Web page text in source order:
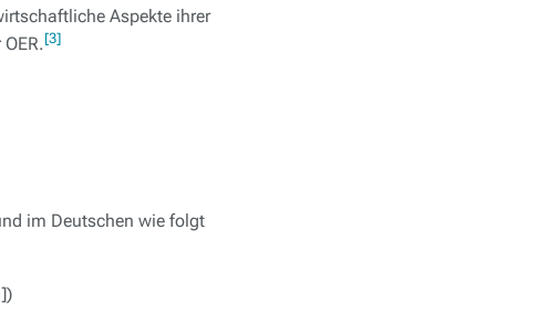
Aspekte ihrer
[3]
im Deutschen wie folgt